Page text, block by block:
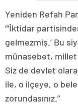
Yeniden Refah
“‘İktidar
gelmezmiş.’ Bu
münasebet,
Siz de devlet
ile, o ilçeye, o
zorundasınız.”